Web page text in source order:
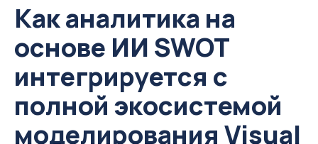
Как аналитика на
основе ИИ SWOT
интегрируется с
полной экосистемой
моделирования Visual